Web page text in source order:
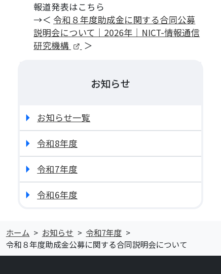
報道発表はこちら
→＜ 令和８年度助成金に関する合同公募
説明会について｜2026年｜NICT-情報通信
研究機構
（新しいタブで開きます）
＞
お知らせ
お知らせ一覧
令和8年度
令和7年度
令和6年度
ホーム お知らせ
令和7年度
令和８年度助成金公募に関する合同説明会について